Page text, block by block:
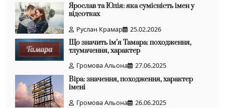
Ярослав та Юлія: яка сумісність імен у
відсотках
Руслан Крамар
25.02.2026
Що значить ім’я Тамара: походження,
тлумачення, характер
Громова Альона
27.06.2025
Віра: значення, походження, характер
імені
Громова Альона
26.06.2025